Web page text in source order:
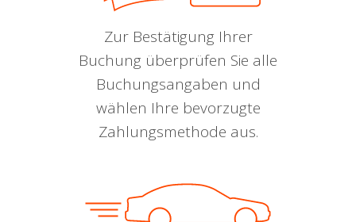
Zur Bestätigung Ihrer
Buchung überprüfen Sie alle
Buchungsangaben und
wählen Ihre bevorzugte
Zahlungsmethode aus.